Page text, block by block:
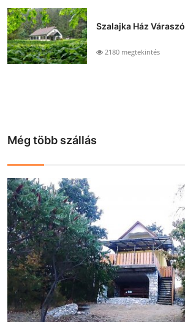
Szalajka Ház Váraszó
2180 megtekintés
Még több szállás